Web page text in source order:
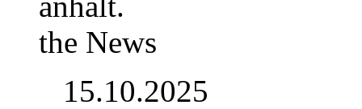
the News
15.10.2025